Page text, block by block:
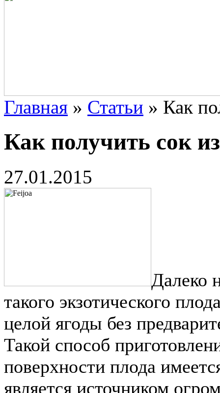
Главная » Статьи » Как
Как получить сок
27.01.2015
Далеко
такого экзотического
целой ягоды без
Такой способ
поверхности плода
является источником